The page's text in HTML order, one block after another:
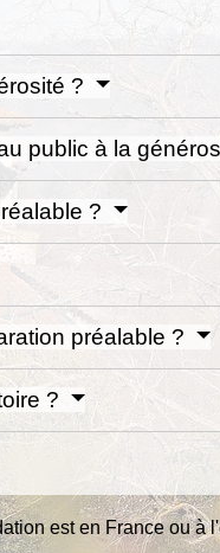
?
public à la
?
préalable ?
?
est en France ou à